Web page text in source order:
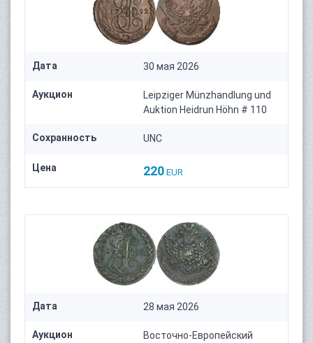
Дата 30 мая 2026
Аукцион
Leipziger Münzhandlung und
Auktion Heidrun Höhn # 110
Сохранность UNC
Цена 220 EUR
Дата 28 мая 2026
Аукцион
Восточно-Европейский